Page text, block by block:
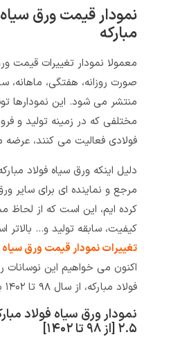
نمودار قیمت ورق سیاه فولاد
معمولا نمودار تغییرات قیمت ورق سیاه به
صورت روزانه، هفتگی، ماهانه، سالیانه و
منتشر می شود. این نمودارها توسط
مختلفی که در زمینه تولید و فروش
فولادی فعالیت می کنند، عرضه می شود.
دلیل اینکه ورق سیاه فولاد مبارکه را به
مرجع و نماینده ای برای سایر ورق ها
کرده ایم، این است که از لحاظ مشخصات
کیفیت، سابقه تولید و… بالاتر است. پیش
تغییرات نمودار قیمت ورق سیاهبررسی
اکنون می خواهیم این نوسانات را برای
فولاد مبارکه، از سال ۹۸ تا ۱۴۰۲ بررسی کنیم.
نمودار ورق سیاه فولاد مبارکه